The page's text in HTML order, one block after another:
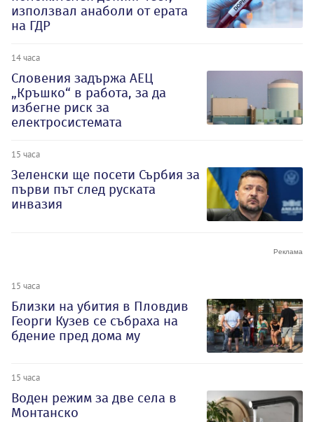
използвал анаболи от ерата
на ГДР
14 часа
Словения задържа АЕЦ
„Кръшко“ в работа, за да
избегне риск за
електросистемата
15 часа
Зеленски ще посети Сърбия за
първи път след руската
инвазия
15 часа
Близки на убития в Пловдив
Георги Кузев се събраха на
бдение пред дома му
15 часа
Воден режим за две села в
Монтанско